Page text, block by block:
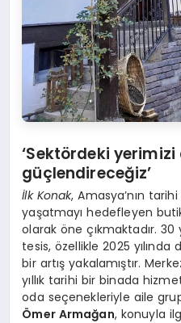
‘Sektördeki
güçlendireceğiz’
İlk Konak, Amasya’nın
yaşatmayı hedefleyen
olarak öne çıkmaktadır.
tesis, özellikle 2025 yılında
bir artış yakalamıştır.
yıllık tarihi bir binada
oda seçenekleriyle aile
Ömer Armağan, konuyla